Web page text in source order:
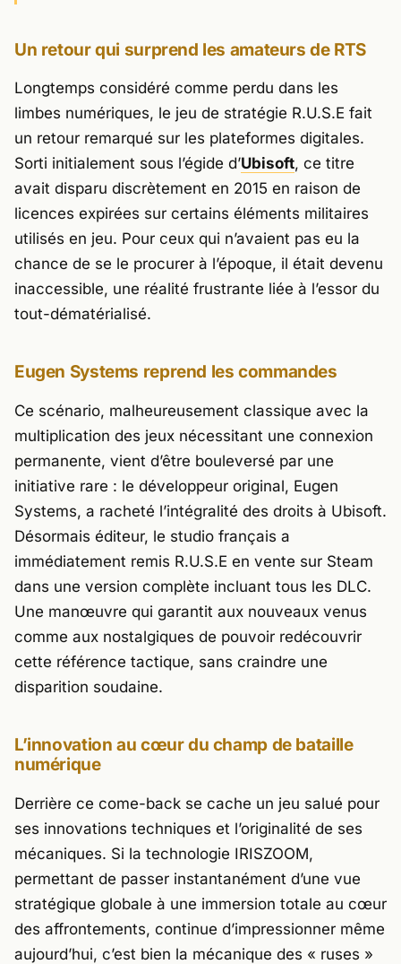
Un retour qui surprend les amateurs de RTS
Longtemps considéré comme perdu dans les
limbes numériques, le jeu de stratégie R.U.S.E fait
un retour remarqué sur les plateformes digitales.
Sorti initialement sous l’égide d’Ubisoft, ce titre
avait disparu discrètement en 2015 en raison de
licences expirées sur certains éléments militaires
utilisés en jeu. Pour ceux qui n’avaient pas eu la
chance de se le procurer à l’époque, il était devenu
inaccessible, une réalité frustrante liée à l’essor du
tout-dématérialisé.
Eugen Systems reprend les commandes
Ce scénario, malheureusement classique avec la
multiplication des jeux nécessitant une connexion
permanente, vient d’être bouleversé par une
initiative rare : le développeur original, Eugen
Systems, a racheté l’intégralité des droits à Ubisoft.
Désormais éditeur, le studio français a
immédiatement remis R.U.S.E en vente sur Steam
dans une version complète incluant tous les DLC.
Une manœuvre qui garantit aux nouveaux venus
comme aux nostalgiques de pouvoir redécouvrir
cette référence tactique, sans craindre une
disparition soudaine.
L’innovation au cœur du champ de bataille
numérique
Derrière ce come-back se cache un jeu salué pour
ses innovations techniques et l’originalité de ses
mécaniques. Si la technologie IRISZOOM,
permettant de passer instantanément d’une vue
stratégique globale à une immersion totale au cœur
des affrontements, continue d’impressionner même
aujourd’hui, c’est bien la mécanique des « ruses »